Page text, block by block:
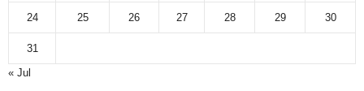
24 25 26 27 28 29 30
31
« Jul